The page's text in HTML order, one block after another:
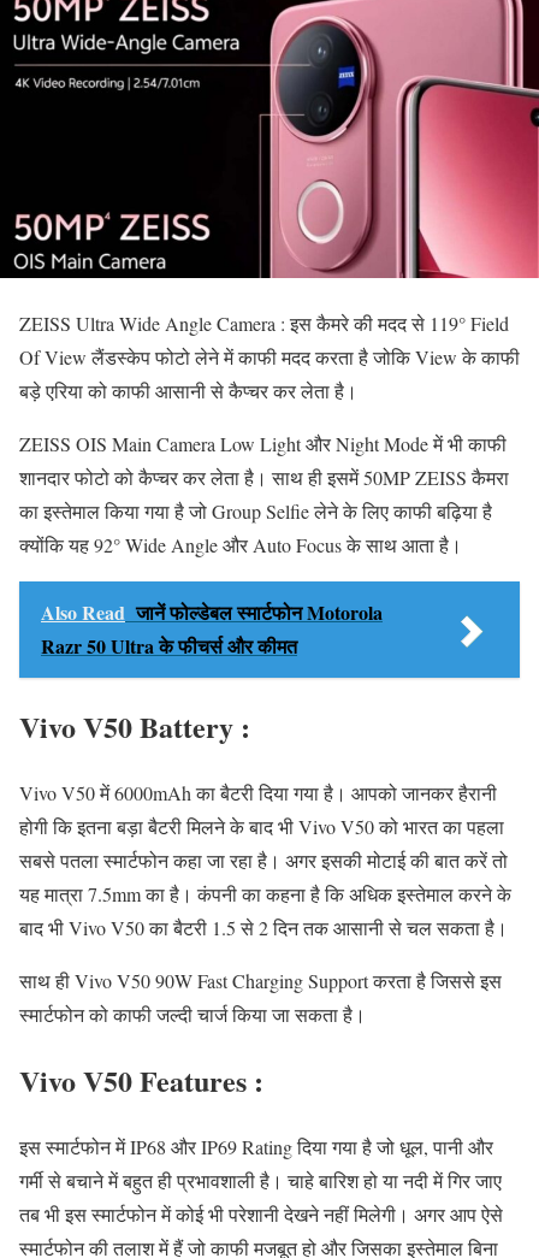
ZEISS Ultra Wide Angle Camera : इस कैमरे की मदद से 119° Field
Of View लैंडस्केप फोटो लेने में काफी मदद करता है जोकि View के काफी
बड़े एरिया को काफी आसानी से कैप्चर कर लेता है।
ZEISS OIS Main Camera Low Light और Night Mode में भी काफी
शानदार फोटो को कैप्चर कर लेता है। साथ ही इसमें 50MP ZEISS कैमरा
का इस्तेमाल किया गया है जो Group Selfie लेने के लिए काफी बढ़िया है
क्योंकि यह 92° Wide Angle और Auto Focus के साथ आता है।
Also Read जानें फोल्डेबल स्मार्टफोन Motorola
Razr 50 Ultra के फीचर्स और कीमत
Vivo V50 Battery :
Vivo V50 में 6000mAh का बैटरी दिया गया है। आपको जानकर हैरानी
होगी कि इतना बड़ा बैटरी मिलने के बाद भी Vivo V50 को भारत का पहला
सबसे पतला स्मार्टफोन कहा जा रहा है। अगर इसकी मोटाई की बात करें तो
यह मात्रा 7.5mm का है। कंपनी का कहना है कि अधिक इस्तेमाल करने के
बाद भी Vivo V50 का बैटरी 1.5 से 2 दिन तक आसानी से चल सकता है।
साथ ही Vivo V50 90W Fast Charging Support करता है जिससे इस
स्मार्टफोन को काफी जल्दी चार्ज किया जा सकता है।
Vivo V50 Features :
इस स्मार्टफोन में IP68 और IP69 Rating दिया गया है जो धूल, पानी और
गर्मी से बचाने में बहुत ही प्रभावशाली है। चाहे बारिश हो या नदी में गिर जाए
तब भी इस स्मार्टफोन में कोई भी परेशानी देखने नहीं मिलेगी। अगर आप ऐसे
स्मार्टफोन की तलाश में हैं जो काफी मजबूत हो और जिसका इस्तेमाल बिना